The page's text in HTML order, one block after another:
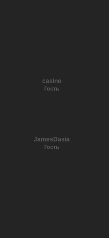
casino
Гость
JamesDasia
Гость